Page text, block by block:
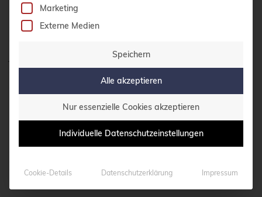
Scanner, die Emails prüfen und Email-Filter, die
zumindest bestimmte Dateitypen ausfiltern usw.
jedem, der Emails empfangen oder Zugriff auf
das Internet hat, sehr wichtig. Hier hilft neben
einer klaren Betriebsanweisung auch eine
regelmäßige Information über allgemeine
Gefahren und auch über solche Ausbrüche von
Ransomware – zumindest in den
entsprechenden Abteilungen, die potenzielle
Ziele darstellen.
Marketing
Externe Medien
Speichern
Alle akzeptieren
Nur essenzielle Cookies akzeptieren
Individuelle Datenschutzeinstellungen
Cookie-Details Datenschutzerklärung Impressum